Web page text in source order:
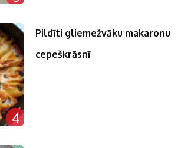
4
Pildīti gliemežvāku makaronu
cepeškrāsnī